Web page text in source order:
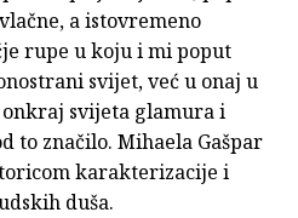
a istovremeno
rupe u koju i mi poput
svijet, već u onaj u
svijeta glamura i
to značilo. Mihaela Gašpar
karakterizacije i
duša.